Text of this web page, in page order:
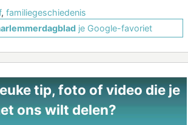
, familiegeschiedenis
je Google-favoriet
tip, foto of video die je
ons wilt delen?